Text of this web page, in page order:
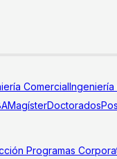
Comercial
MagísterDoctorados
Programas